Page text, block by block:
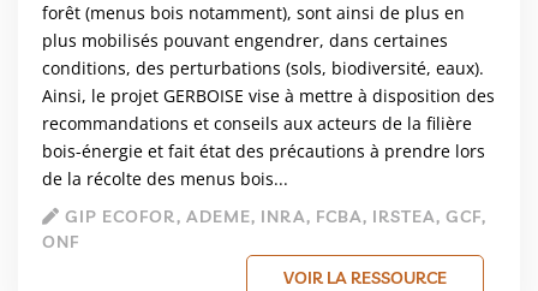
forêt (menus bois notamment), sont ainsi de plus en
plus mobilisés pouvant engendrer, dans certaines
conditions, des perturbations (sols, biodiversité, eaux).
Ainsi, le projet GERBOISE vise à mettre à disposition des
recommandations et conseils aux acteurs de la filière
bois-énergie et fait état des précautions à prendre lors
de la récolte des menus bois...
GIP ECOFOR, ADEME, INRA, FCBA, IRSTEA, GCF,
ONF
VOIR LA RESSOURCE